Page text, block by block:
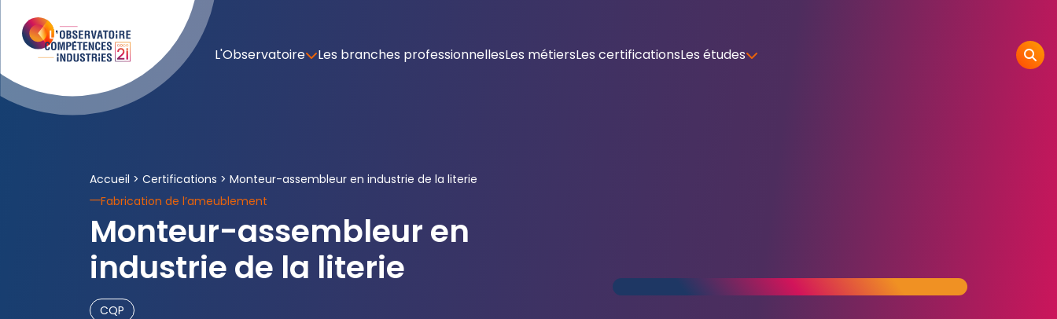
L'Observatoire Les branches professionnellesLes métiersLes certificationsLes études
Accueil > Certifications > Monteur-assembleur en industrie de la literie
Fabrication de l’ameublement
Monteur-assembleur en
industrie de la literie
CQP